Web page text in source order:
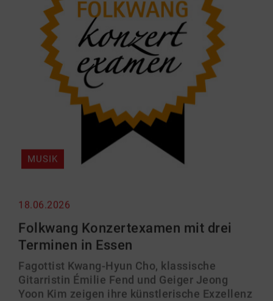
18.06.2026
Folkwang Konzertexamen mit drei
Terminen in Essen
Fagottist Kwang-Hyun Cho, klassische
Gitarristin Émilie Fend und Geiger Jeong
Yoon Kim zeigen ihre künstlerische Exzellenz
MUSIK